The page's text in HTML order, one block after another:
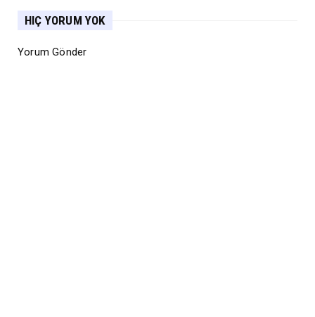
HIÇ YORUM YOK
Yorum Gönder